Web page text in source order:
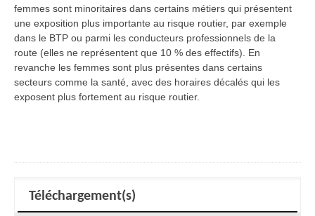
femmes sont minoritaires dans certains métiers qui présentent
une exposition plus importante au risque routier, par exemple
dans le BTP ou parmi les conducteurs professionnels de la
route (elles ne représentent que 10 % des effectifs). En
revanche les femmes sont plus présentes dans certains
secteurs comme la santé, avec des horaires décalés qui les
exposent plus fortement au risque routier.
Téléchargement(s)